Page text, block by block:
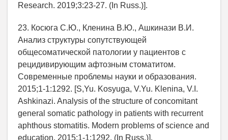
Research. 2019;3:23-27. (In Russ.)].
23. Косюга С.Ю., Кленина В.Ю., Ашкинази В.И.
Анализ структуры сопутствующей
общесоматической патологии у пациентов с
рецидивирующим афтозным стоматитом.
Современные проблемы науки и образования.
2015;1-1:1292. [S,Yu. Kosyuga, V.Yu. Klenina, V.I.
Ashkinazi. Analysis of the structure of concomitant
general somatic pathology in patients with recurrent
aphthous stomatitis. Modern problems of science and
education. 2015;1-1:1292. (In Russ.)].